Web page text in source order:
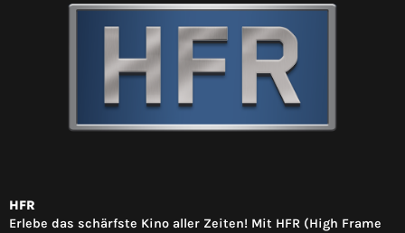
HFR
Erlebe das schärfste Kino aller Zeiten! Mit HFR (High Frame